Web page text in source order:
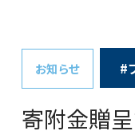
お知らせ #
寄附金贈